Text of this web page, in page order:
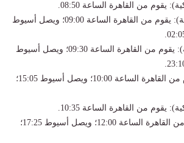
قطار 80 (تهوية ديناميكية): يقوم من القاهرة الساعة 09:00؛ ويصل أسيوط
قطار 1004 (ثالثة مكيفة): يقوم من القاهرة الساعة 09:30؛ ويصل أسيوط
قطار 2010 (VIP): يقوم من القاهرة الساعة 10:00؛ ويصل أسيوط 15:05؛
قطار 982 (VIP): يقوم من القاهرة الساعة 12:00؛ ويصل أسيوط 17:25؛